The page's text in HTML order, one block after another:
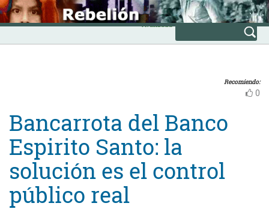
Skip
to
content
INICIO
Avanzada
Recomiendo:
0
Bancarrota del Banco
Espirito Santo: la
solución es el control
público real